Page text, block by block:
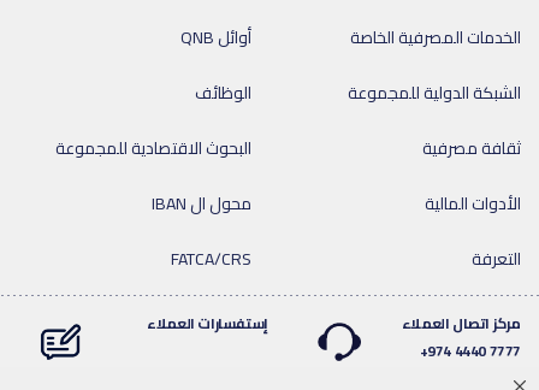
أوائل QNB
الخدمات المصرفية الخاصة
الوظائف
الشبكة الدولية للمجموعة
البحوث الاقتصادية للمجموعة
ثقافة مصرفية
محول ال IBAN
الأدوات المالية
FATCA/CRS
التعرفة
مركز اتصال العملاء
7777 4440 974+
إستفسارات العملاء